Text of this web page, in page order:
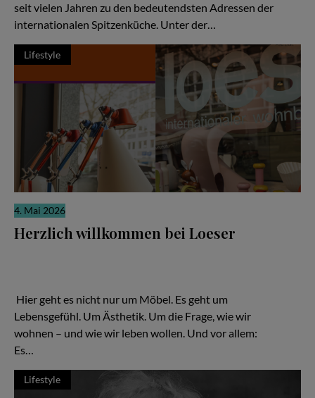
seit vielen Jahren zu den bedeutendsten Adressen der
internationalen Spitzenküche. Unter der…
Lifestyle
4. Mai 2026
Herzlich willkommen bei Loeser
Hier geht es nicht nur um Möbel. Es geht um
Lebensgefühl. Um Ästhetik. Um die Frage, wie wir
wohnen – und wie wir leben wollen. Und vor allem:
Es…
Lifestyle